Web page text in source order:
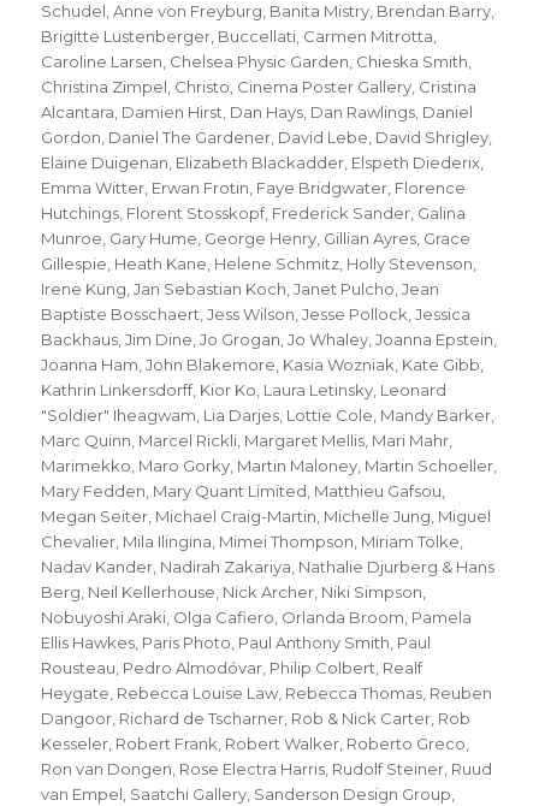
Schudel,Anne von Freyburg, Banita Mistry, Brendan Barry,
Brigitte Lustenberger, Buccellati, Carmen Mitrotta,
Caroline Larsen, Chelsea Physic Garden, Chieska Smith,
Christina Zimpel, Christo, Cinema Poster Gallery, Cristina
Alcantara, Damien Hirst, Dan Hays, Dan Rawlings, Daniel
Gordon, Daniel The Gardener, David Lebe, David Shrigley,
Elaine Duigenan, Elizabeth Blackadder, Elspeth Diederix,
Emma Witter, Erwan Frotin, Faye Bridgwater, Florence
Hutchings, Florent Stosskopf, Frederick Sander, Galina
Munroe, Gary Hume, George Henry, Gillian Ayres, Grace
Gillespie, Heath Kane, Helene Schmitz, Holly Stevenson,
Irene Küng,Jan Sebastian Koch,Janet Pulcho,Jean
Baptiste Bosschaert,Jess Wilson,Jesse Pollock,Jessica
Backhaus,Jim Dine,Jo Grogan,Jo Whaley,Joanna Epstein,
Joanna Ham,John Blakemore, Kasia Wozniak, Kate Gibb,
Kathrin Linkersdorff, Kior Ko, Laura Letinsky, Leonard
"Soldier" Iheagwam, Lia Darjes, Lottie Cole, Mandy Barker,
Marc Quinn, Marcel Rickli, Margaret Mellis, Mari Mahr,
Marimekko, Maro Gorky, Martin Maloney, Martin Schoeller,
Mary Fedden, Mary Quant Limited, Matthieu Gafsou,
Megan Seiter, Michael Craig-Martin, Michelle Jung, Miguel
Chevalier, Mila Ilingina, Mimei Thompson, Miriam Tölke,
Nadav Kander, Nadirah Zakariya, Nathalie Djurberg & Hans
Berg, Neil Kellerhouse, Nick Archer, Niki Simpson,
Nobuyoshi Araki, Olga Cafiero, Orlanda Broom, Pamela
Ellis Hawkes, Paris Photo, Paul Anthony Smith, Paul
Rousteau, Pedro Almodóvar, Philip Colbert, Realf
Heygate, Rebecca Louise Law, Rebecca Thomas, Reuben
Dangoor, Richard de Tscharner, Rob & Nick Carter, Rob
Kesseler, Robert Frank, Robert Walker, Roberto Greco,
Ron van Dongen, Rose Electra Harris, Rudolf Steiner, Ruud
van Empel, Saatchi Gallery, Sanderson Design Group,